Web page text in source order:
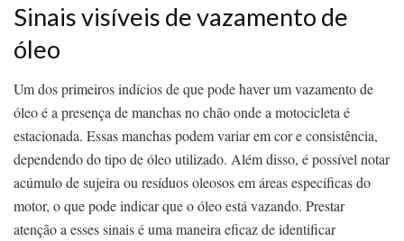
Sinais visíveis de vazamento de
óleo
Um dos primeiros indícios de que pode haver um vazamento de
óleo é a presença de manchas no chão onde a motocicleta é
estacionada. Essas manchas podem variar em cor e consistência,
dependendo do tipo de óleo utilizado. Além disso, é possível notar
acúmulo de sujeira ou resíduos oleosos em áreas específicas do
motor, o que pode indicar que o óleo está vazando. Prestar
atenção a esses sinais é uma maneira eficaz de identificar